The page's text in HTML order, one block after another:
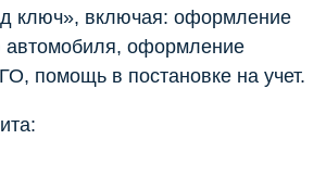
ключ», включая: оформление
автомобиля, оформление
помощь в постановке на учет.